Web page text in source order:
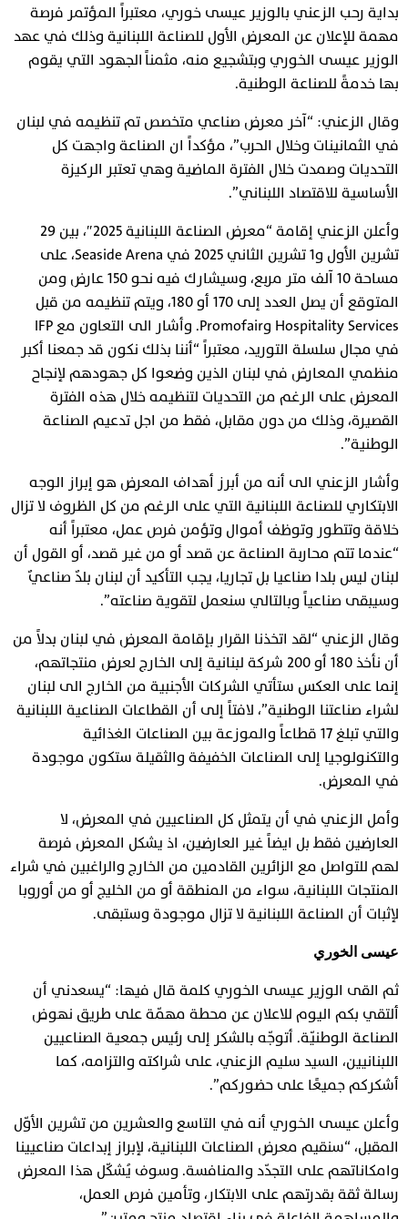
بداية رحب الزعني بالوزير عيسى خوري، معتبراً المؤتمر فرصة
مهمة للإعلان عن المعرض الأول للصناعة اللبنانية وذلك في عهد
الوزير عيسى الخوري وبتشجيع منه، مثمناً الجهود التي يقوم
بها خدمةً للصناعة الوطنية.
وقال الزعني: “آخر معرض صناعي متخصص تم تنظيمه في لبنان
في الثمانينات وخلال الحرب”، مؤكداً ان الصناعة واجهت كل
التحديات وصمدت خلال الفترة الماضية وهي تعتبر الركيزة
الأساسية للاقتصاد اللبناني”.
وأعلن الزعني إقامة “معرض الصناعة اللبنانية 2025″، بين 29
تشرين الأول و1 تشرين الثاني 2025 في Seaside Arena، على
مساحة 10 آلف متر مربع، وسيشارك فيه نحو 150 عارض ومن
المتوقع أن يصل العدد إلى 170 أو 180، ويتم تنظيمه من قبل
Hospitality Services وPromofair. وأشار الى التعاون مع IFP
في مجال سلسلة التوريد، معتبراً “أننا بذلك نكون قد جمعنا أكبر
منظمي المعارض في لبنان الذين وضعوا كل جهودهم لإنجاح
المعرض على الرغم من التحديات لتنظيمه خلال هذه الفترة
القصيرة، وذلك من دون مقابل، فقط من اجل تدعيم الصناعة
الوطنية”.
وأشار الزعني الى أنه من أبرز أهداف المعرض هو إبراز الوجه
الابتكاري للصناعة اللبنانية التي على الرغم من كل الظروف لا تزال
خلاقة وتتطور وتوظف أموال وتؤمن فرص عمل، معتبراً أنه
“عندما تتم محاربة الصناعة عن قصد أو من غير قصد، أو القول أن
لبنان ليس بلدا صناعيا بل تجاريا، يجب التأكيد أن لبنان بلدٌ صناعيٌ
وسيبقى صناعياً وبالتالي سنعمل لتقوية صناعته”.
وقال الزعني “لقد اتخذنا القرار بإقامة المعرض في لبنان بدلاً من
أن نأخذ 180 أو 200 شركة لبنانية إلى الخارج لعرض منتجاتهم،
إنما على العكس ستأتي الشركات الأجنبية من الخارج الى لبنان
لشراء صناعتنا الوطنية”، لافتاً إلى أن القطاعات الصناعية اللبنانية
والتي تبلغ 17 قطاعاً والموزعة بين الصناعات الغذائية
والتكنولوجيا إلى الصناعات الخفيفة والثقيلة ستكون موجودة
في المعرض.
وأمل الزعني في أن يتمثل كل الصناعيين في المعرض، لا
العارضين فقط بل ايضاً غير العارضين، اذ يشكل المعرض فرصة
لهم للتواصل مع الزائرين القادمين من الخارج والراغبين في شراء
المنتجات اللبنانية، سواء من المنطقة أو من الخليج أو من أوروبا
لإثبات أن الصناعة اللبنانية لا تزال موجودة وستبقى.
عيسى الخوري
ثم القى الوزير عيسى الخوري كلمة قال فيها: “يسعدني أن
ألتقي بكم اليوم للاعلان عن محطة مهمّة على طريق نهوض
الصناعة الوطنيّة. أتوجّه بالشكر إلى رئيس جمعية الصناعيين
اللبنانيين، السيد سليم الزعني، على شراكته والتزامه، كما
أشكركم جميعًا على حضوركم”.
وأعلن عيسى الخوري أنه في التاسع والعشرين من تشرين الأوّل
المقبل، “سنقيم معرض الصناعات اللبنانية، لإبراز إبداعات صناعيينا
وامكاناتهم على التجدّد والمنافسة. وسوف يُشكّل هذا المعرض
رسالة ثقة بقدرتهم على الابتكار، وتأمين فرص العمل،